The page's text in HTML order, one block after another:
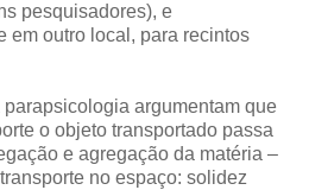
pesquisadores), e
em outro local, para recintos
argumentam que
o objeto transportado passa
e agregação da matéria –
no espaço: solidez